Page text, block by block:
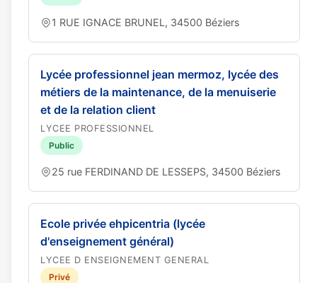
1 RUE IGNACE BRUNEL, 34500 Béziers
Lycée professionnel jean mermoz, lycée des
métiers de la maintenance, de la menuiserie
et de la relation client
LYCEE PROFESSIONNEL
Public
25 rue FERDINAND DE LESSEPS, 34500 Béziers
Ecole privée ehpicentria (lycée
d'enseignement général)
LYCEE D ENSEIGNEMENT GENERAL
Privé